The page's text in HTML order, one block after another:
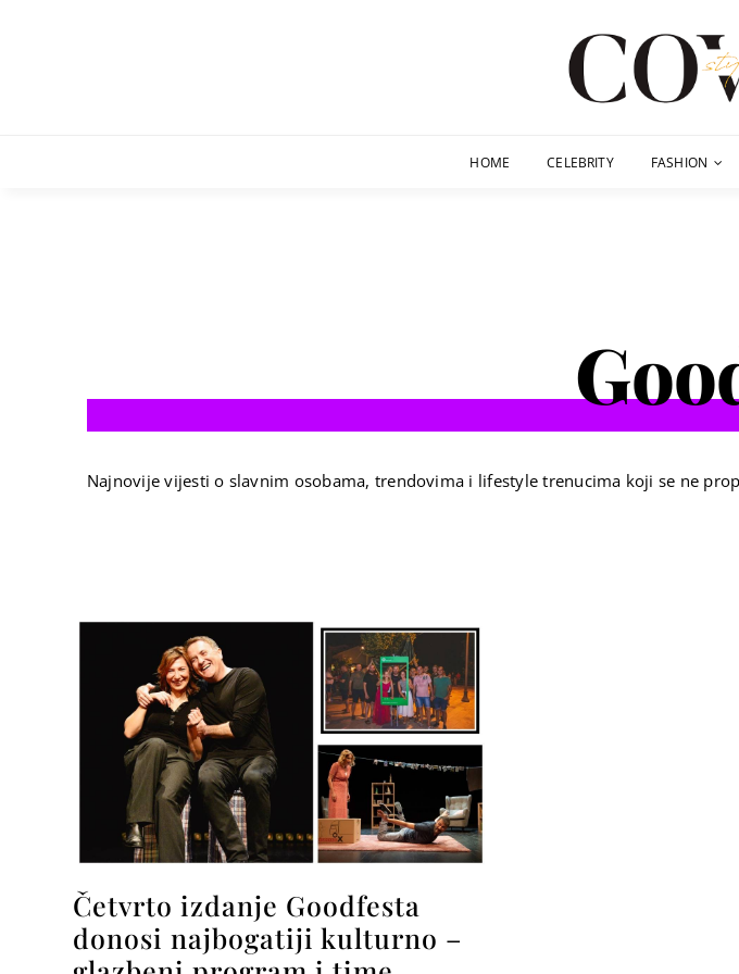
HOME CELEBRITY FASHION
Najnovije vijesti o slavnim osobama, trendovima i lifestyle trenucima koji se ne
Četvrto izdanje Goodfesta
donosi najbogatiji kulturno –